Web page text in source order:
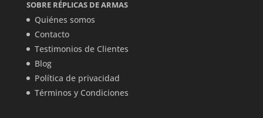
SOBRE RÉPLICAS DE ARMAS
Quiénes somos
Contacto
Testimonios de Clientes
Blog
Política de privacidad
Términos y Condiciones